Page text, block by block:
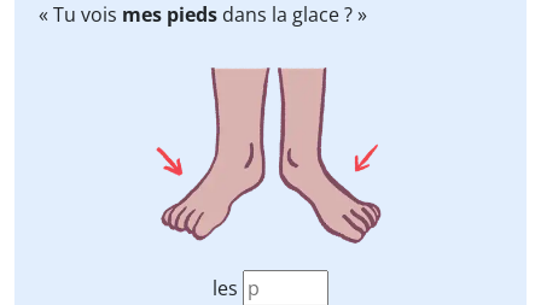
« Tu vois mes pieds dans la glace ? »
les